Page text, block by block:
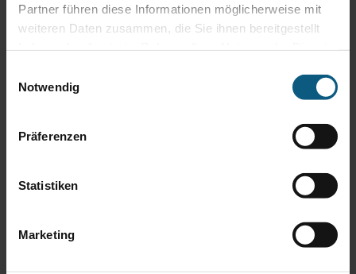
Partner führen diese Informationen möglicherweise mit
weiteren Daten zusammen, die Sie ihnen bereitgestellt
Notwendig
Präferenzen
Statistiken
Marketing